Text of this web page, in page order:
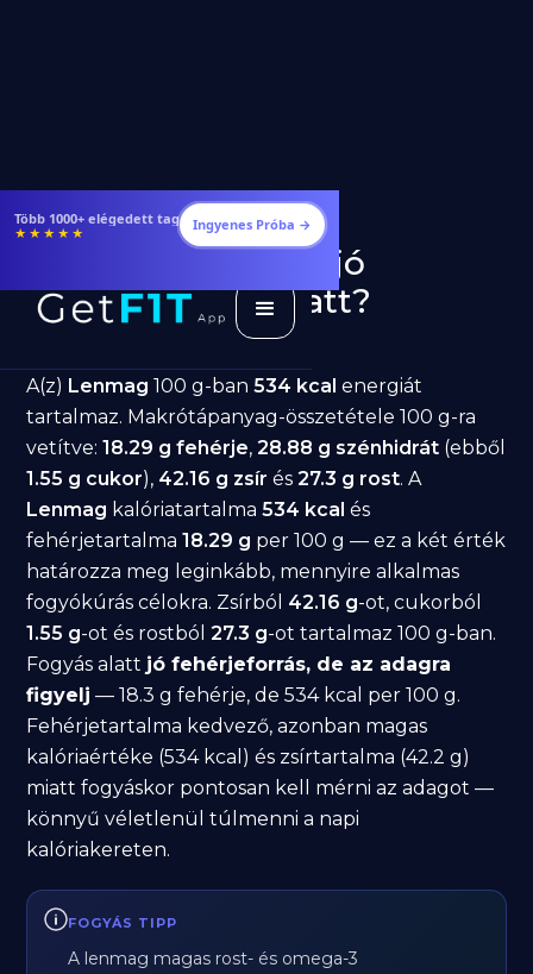
Étrendek, receptek és edzéstervek
★★★★★ Ingyenes Próba →
Lenmag fogyásra: jó
választás diéta alatt?
A(z) Lenmag 100 g-ban534 kcal energiát
tartalmaz. Makrótápanyag-összetétele 100 g-ra
vetítve:18.29 g fehérje,28.88 g szénhidrát (ebből
1.55 g cukor), 42.16 g zsír és27.3 g rost. A
Lenmag kalóriatartalma534 kcal és
fehérjetartalma18.29 g per 100 g — ez a két érték
határozza meg leginkább, mennyire alkalmas
fogyókúrás célokra. Zsírból 42.16 g-ot, cukorból
1.55 g-ot és rostból27.3 g-ot tartalmaz 100 g-ban.
Fogyás alatt jó fehérjeforrás, de az adagra
figyelj — 18.3 g fehérje, de 534 kcal per 100 g.
Fehérjetartalma kedvező, azonban magas
kalóriaértéke (534 kcal) és zsírtartalma (42.2 g)
miatt fogyáskor pontosan kell mérni az adagot —
könnyű véletlenül túlmenni a napi
kalóriakereten.
FOGYÁS TIPP
A lenmag magas rost- és omega-3